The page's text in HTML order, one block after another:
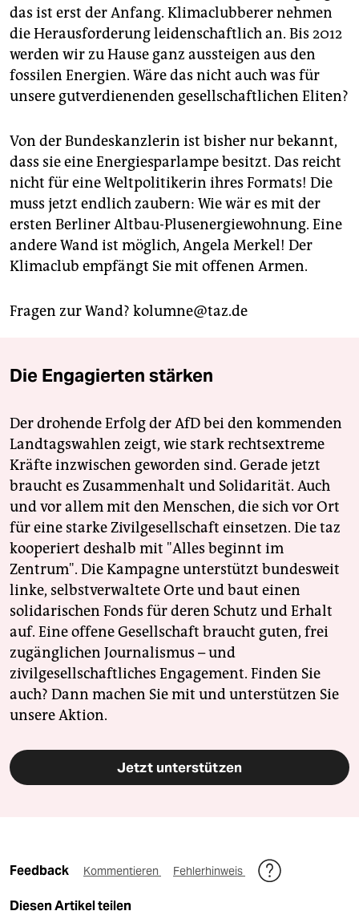
das ist erst der Anfang. Klimaclubberer nehmen
die Herausforderung leidenschaftlich an. Bis 2012
werden wir zu Hause ganz aussteigen aus den
fossilen Energien. Wäre das nicht auch was für
unsere gutverdienenden gesellschaftlichen Eliten?
Von der Bundeskanzlerin ist bisher nur bekannt,
dass sie eine Energiesparlampe besitzt. Das reicht
nicht für eine Weltpolitikerin ihres Formats! Die
muss jetzt endlich zaubern: Wie wär es mit der
ersten Berliner Altbau-Plusenergiewohnung. Eine
andere Wand ist möglich, Angela Merkel! Der
Klimaclub empfängt Sie mit offenen Armen.
Fragen zur Wand? kolumne@taz.de
Die Engagierten stärken
Der drohende Erfolg der AfD bei den kommenden
Landtagswahlen zeigt, wie stark rechtsextreme
Kräfte inzwischen geworden sind. Gerade jetzt
braucht es Zusammenhalt und Solidarität. Auch
und vor allem mit den Menschen, die sich vor Ort
für eine starke Zivilgesellschaft einsetzen. Die taz
kooperiert deshalb mit "Alles beginnt im
Zentrum". Die Kampagne unterstützt bundesweit
linke, selbstverwaltete Orte und baut einen
solidarischen Fonds für deren Schutz und Erhalt
auf. Eine offene Gesellschaft braucht guten, frei
zugänglichen Journalismus – und
zivilgesellschaftliches Engagement. Finden Sie
auch? Dann machen Sie mit und unterstützen Sie
unsere Aktion.
Jetzt unterstützen
Feedback Kommentieren Fehlerhinweis
Diesen Artikel teilen